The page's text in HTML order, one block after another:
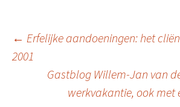
← Erfelijke aandoeningen: het
2001
Gastblog Willem-Jan van
werkvakantie, ook met